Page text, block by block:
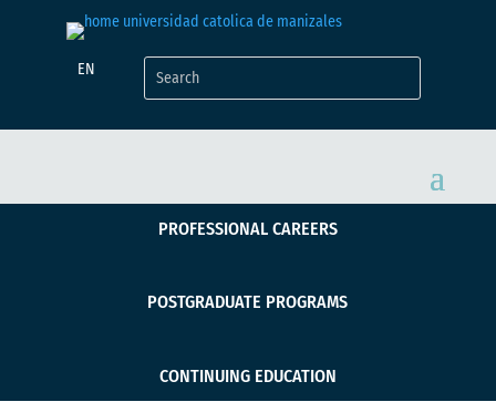
EN
PROFESSIONAL CAREERS
POSTGRADUATE PROGRAMS
CONTINUING EDUCATION